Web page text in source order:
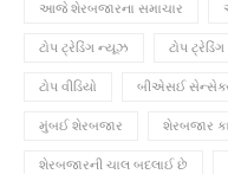
આજે શેરબજારના સમાચાર
ટોપ ટ્રેડિંગ ન્યૂઝ ટોપ
ટોપ વીડિયો બીએસઈ
મુંબઈ શેરબજાર શેરબજાર
શેરબજારની ચાલ બદલાઈ છે